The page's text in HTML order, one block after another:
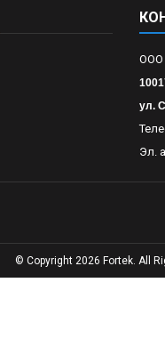
ул.
Эл.
© Copyright 2026 Fortek. All